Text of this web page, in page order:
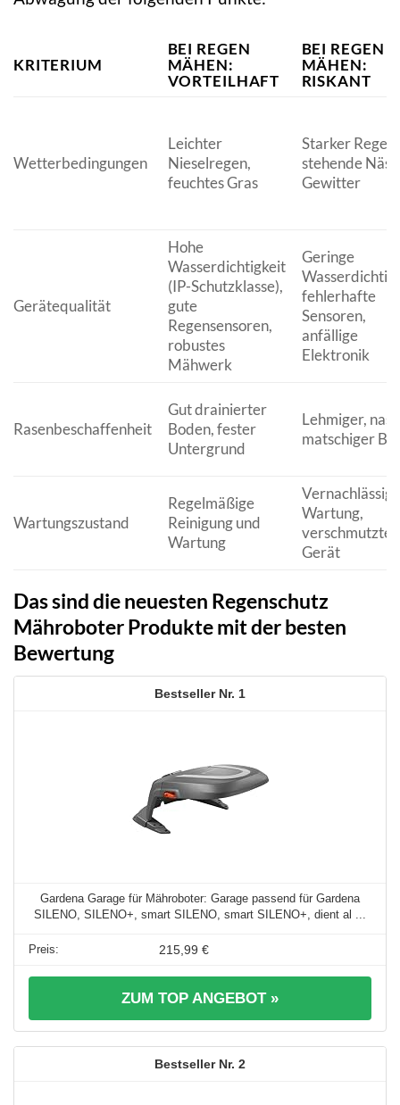
KRITERIUM
BEI REGEN
MÄHEN:
VORTEILHAFT
BEI REGEN
MÄHEN:
RISKANT
Wetterbedingungen
Leichter
Nieselregen,
feuchtes Gras
Starker Regen,
stehende
Gewitter
Gerätequalität
Hohe
Wasserdichtigkeit
(IP-Schutzklasse),
gute
Regensensoren,
robustes
Mähwerk
Geringe
fehlerhafte
Sensoren,
anfällige
Elektronik
Rasenbeschaffenheit
Gut drainierter
Boden, fester
Untergrund
Lehmiger,
matschiger
Wartungszustand
Regelmäßige
Reinigung und
Wartung
Wartung,
verschmutztes
Gerät
Das sind die neuesten Regenschutz
Mähroboter Produkte mit der besten
Bewertung
1
Gardena Garage für Mähroboter: Garage passend für Gardena
SILENO, SILENO+, smart SILENO, smart SILENO+, dient al ...
215,99 €
ZUM TOP ANGEBOT »
2